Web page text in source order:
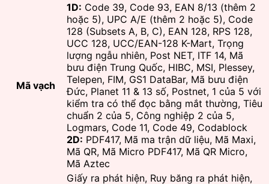
Mã vạch
1D: Code 39, Code 93, EAN 8/13 (thêm 2
hoặc 5), UPC A/E (thêm 2 hoặc 5), Code
128 (Subsets A, B, C), EAN 128, RPS 128,
UCC 128, UCC/EAN-128 K-Mart, Trọng
lượng ngẫu nhiên, Post NET, ITF 14, Mã
bưu điện Trung Quốc, HIBC, MSI, Plessey,
Telepen, FIM, GS1 DataBar, Mã bưu điện
Đức, Planet 11 & 13 số, Postnet, 1 của 5 với
kiểm tra có thể đọc bằng mắt thường, Tiêu
chuẩn 2 của 5, Công nghiệp 2 của 5,
Logmars, Code 11, Code 49, Codablock
2D: PDF417, Mã ma trận dữ liệu, Mã Maxi,
Mã QR, Mã Micro PDF417, Mã QR Micro,
Mã Aztec
Giấy ra phát hiện, Ruy băng ra phát hiện,